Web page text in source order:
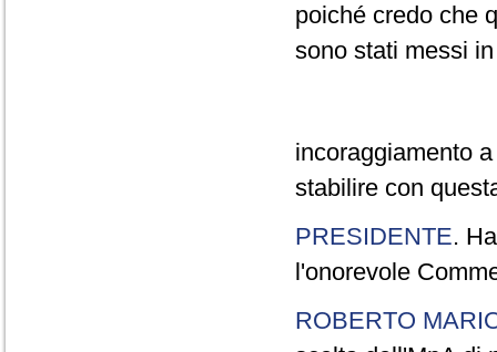
poiché credo che
sono stati messi
incoraggiamento
stabilire con
PRESIDENTE.
l'onorevole
ROBERTO